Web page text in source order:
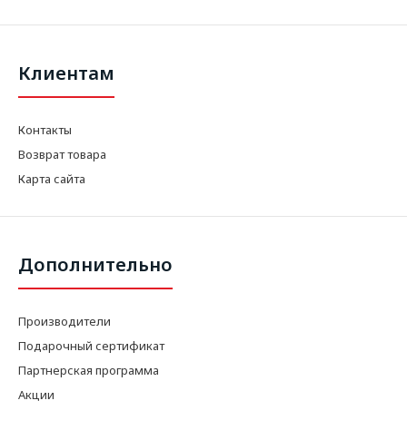
Клиентам
Контакты
Возврат товара
Карта сайта
Дополнительно
Производители
Подарочный сертификат
Партнерская программа
Акции